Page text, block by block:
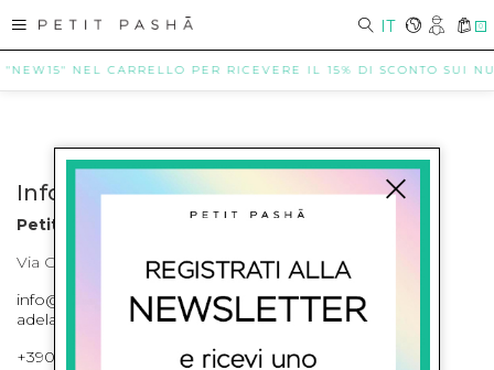
IT 0
NEL CARRELLO PER RICEVERE IL 15% DI SCONTO SUI
Info contatti
Petit Pasha
Via Cilea, 255 Napoli Corso Umberto I 301 Napoli
info@petitpasha.com, petitpasha@hotmail.it,
adelaide.petitpasha@hotmail.com
+39081643421 , +390812351280